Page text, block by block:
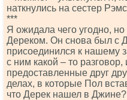
наткнулись на сестер
***
Я ожидала чего угодно,
Дереком. Он снова был с
присоединился к нашему
с ним какой – то разговор,
предоставленные друг
делах, в которые Пол
что Дерек нашел в